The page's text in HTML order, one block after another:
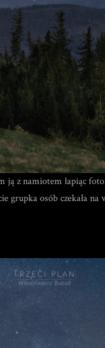
ją z namiotem łapiąc
osób czekała